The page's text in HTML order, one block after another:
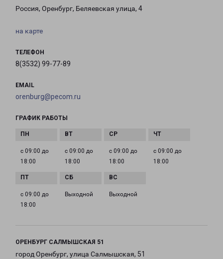
Россия, Оренбург, Беляевская улица, 4
на карте
ТЕЛЕФОН
8(3532) 99-77-89
EMAIL
orenburg@pecom.ru
ГРАФИК РАБОТЫ
с 09:00 до
18:00
с 09:00 до
18:00
с 09:00 до
18:00
с 09:00 до
18:00
с 09:00 до
18:00
Выходной Выходной
ОРЕНБУРГ САЛМЫШСКАЯ 51
город Оренбург, улица Салмышская, 51